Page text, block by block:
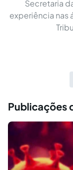
Secretaria
experiência nas
Publicações